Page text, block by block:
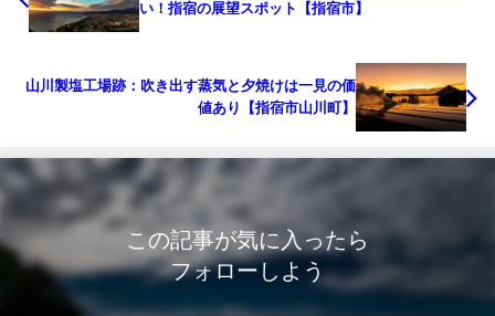
い！指宿の展望スポット【指宿市】
山川製塩工場跡：吹き出す蒸気と夕焼けは一見の価
値あり【指宿市山川町】
この記事が気に入ったら
フォローしよう